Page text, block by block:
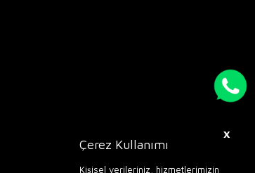
X
Çerez Kullanımı
Kişisel verileriniz, hizmetlerimizin